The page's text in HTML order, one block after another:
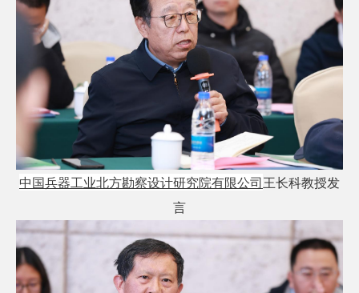
中国兵器工业北方勘察设计研究院有限公司 王长科教授发
言